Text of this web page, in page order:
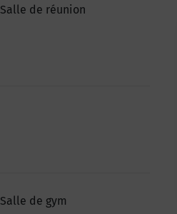
Salle de réunion
Salle de gym